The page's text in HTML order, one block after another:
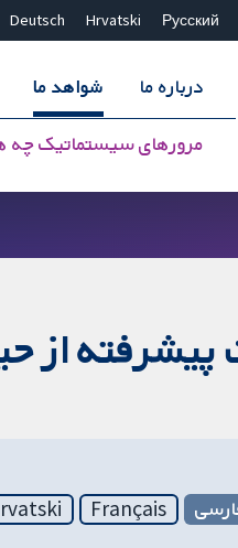
Русский
Hrvatski
Deutsch
درباره ما شواهد ما
مرورهای سیستماتیک چه
از
Français